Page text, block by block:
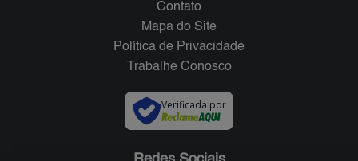
Contato
Mapa do Site
Política de Privacidade
Trabalhe Conosco
Verificada por